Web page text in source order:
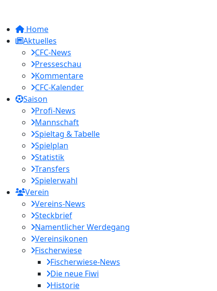
Home
Aktuelles
CFC-News
Presseschau
Kommentare
CFC-Kalender
Saison
Profi-News
Mannschaft
Spieltag & Tabelle
Spielplan
Statistik
Transfers
Spielerwahl
Verein
Vereins-News
Steckbrief
Namentlicher Werdegang
Vereinsikonen
Fischerwiese
Fischerwiese-News
Die neue Fiwi
Historie